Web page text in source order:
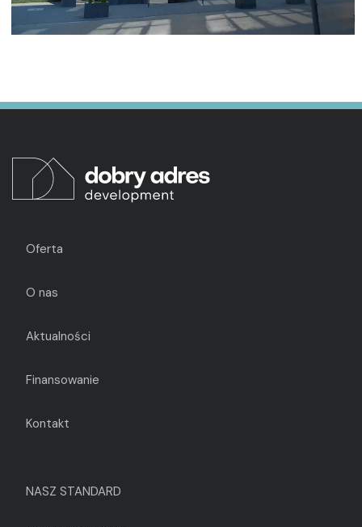
Oferta
O nas
Aktualności
Finansowanie
Kontakt
NASZ STANDARD